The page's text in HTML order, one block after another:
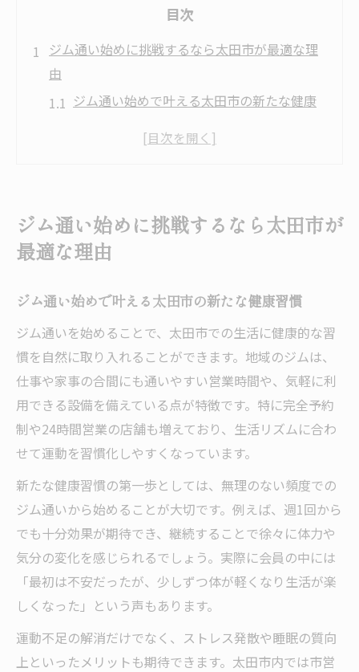
目次
ジム通い始めに挑戦するなら太田市が最適な理
由
ジム通い始めで叶える太田市の新たな健康
ジム初心者が安心して通える太田市の魅力
歩
太田市ジム利用が日常に溶け込むポイント
ジム習慣化で感じる日々の体調変化と成果
ジム通いが日常生活に与えるポジティブな
影響
太田市のジムで自然に続く健康習慣の秘訣
ジム利用で健康づくりを実感するコツ
生活に溶け込むジム習慣がもたらす変化
初心者でも安心なジム選びのポイントを紹
介
ジム選びで重視したい使いやすさと通いや
すさ
太田市でジム初心者に最適な施設の選び方
長く続けられるジムの特徴と選ぶコツ
ジム体験を活かした後悔しない選び方
ジム通い始めに挑戦するなら太田市が
最適な理由
ジム通い始めで叶える太田市の新たな健康習慣
ジム通いを始めることで、太田市での生活に健康的な習
慣を自然に取り入れることができます。地域のジムは、
仕事や家事の合間にも通いやすい営業時間や、気軽に利
用できる設備を備えている点が特徴です。特に完全予約
制や24時間営業の店舗も増えており、生活リズムに合わ
せて運動を習慣化しやすくなっています。
新たな健康習慣の第一歩としては、無理のない頻度での
ジム通いから始めることが大切です。例えば、週1回から
でも十分効果が期待でき、継続することで徐々に体力や
気分の変化を感じられるでしょう。実際に会員の中には
「最初は不安だったが、少しずつ体が軽くなり生活が楽
しくなった」という声もあります。
運動不足の解消だけでなく、ストレス発散や睡眠の質向
上といったメリットも期待できます。太田市内では市営